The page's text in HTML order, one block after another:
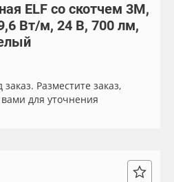
ELF со скотчем 3М,
Вт/м, 24 В, 700 лм,
Разместите заказ,
для уточнения